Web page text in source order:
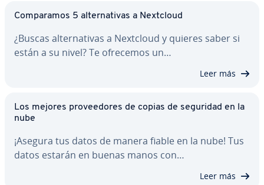
Co­m­pa­ra­mos 5 al­te­r­na­ti­vas a Nextcloud
¿Buscas al­te­r­na­ti­vas a Nextcloud y quieres saber si
están a su nivel? Te ofrecemos un…
Leer más
Los mejores pro­vee­do­res de copias de seguridad en la
nube
¡Asegura tus datos de manera fiable en la nube! Tus
datos estarán en buenas manos con…
Leer más